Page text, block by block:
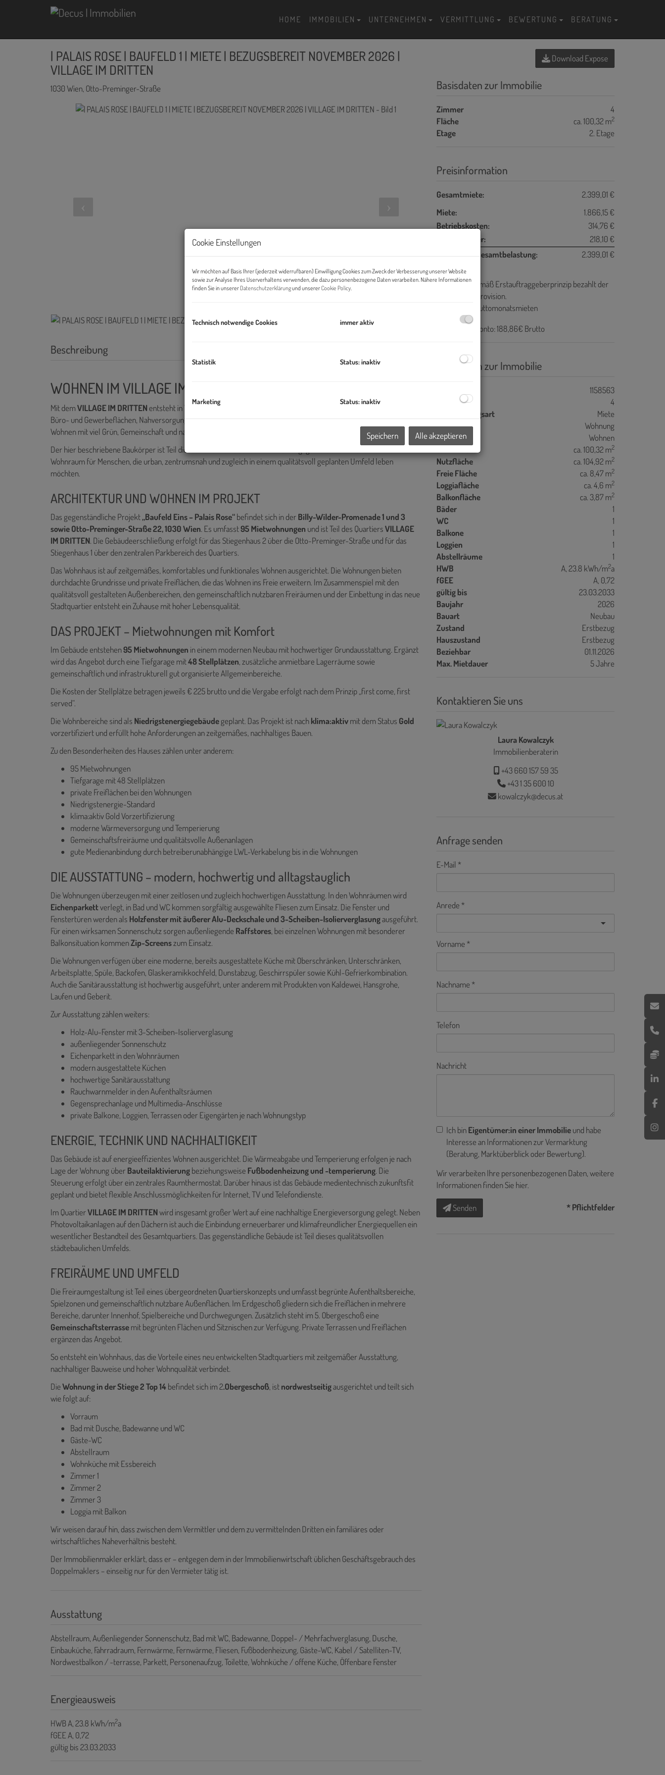
HOME IMMOBILIEN UNTERNEHMEN VERMITTLUNG BEWERTUNG BERATUNG
| PALAIS ROSE | BAUFELD 1 | MIETE | BEZUGSBEREIT NOVEMBER 2026 |
VILLAGE IM DRITTEN
1030 Wien, Otto-Preminger-Straße
Beschreibung
WOHNEN IM VILLAGE IM DRITTEN
Mit demVILLAGE IM DRITTEN entsteht in Wien ein neues, lebendiges Stadtquartier mit rund 2.000 Wohnungen, dazu
Büro- und Gewerbeflächen, Nahversorgung sowie Kinderbetreuungs- und Bildungseinrichtungen, welches modernes
Wohnen mit viel Grün, Gemeinschaft und nachhaltiger Energieversorgung verbindet.
Der hier beschriebene Baukörper ist Teil dieses zukunftsweisenden Entwicklungsgebiets und bietet attraktiven
Wohnraum für Menschen, die urban, zentrumsnah und zugleich in einem qualitätsvoll geplanten Umfeld leben
möchten.
ARCHITEKTUR UND WOHNEN IM PROJEKT
Das gegenständliche Projekt„Baufeld Eins – Palais Rose“befindet sich in derBilly-Wilder-Promenade 1 und 3
sowie Otto-Preminger-Straße 22, 1030 Wien. Es umfasst95 Mietwohnungen und ist Teil des QuartiersVILLAGE
IM DRITTEN. Die Gebäudeerschließung erfolgt für das Stiegenhaus 2 über die Otto-Preminger-Straße und für das
Stiegenhaus 1 über den zentralen Parkbereich des Quartiers.
Das Wohnhaus ist auf zeitgemäßes, komfortables und funktionales Wohnen ausgerichtet. Die Wohnungen bieten
durchdachte Grundrisse und private Freiflächen, die das Wohnen ins Freie erweitern. Im Zusammenspiel mit den
qualitätsvoll gestalteten Außenbereichen, den gemeinschaftlich nutzbaren Freiräumen und der Einbettung in das neue
Stadtquartier entsteht ein Zuhause mit hoher Lebensqualität.
DAS PROJEKT – Mietwohnungen mit Komfort
Im Gebäude entstehen95 Mietwohnungen in einem modernen Neubau mit hochwertiger Grundausstattung. Ergänzt
wird das Angebot durch eine Tiefgarage mit48 Stellplätzen, zusätzliche anmietbare Lagerräume sowie
gemeinschaftlich und infrastrukturell gut organisierte Allgemeinbereiche.
Die Kosten der Stellplätze betragen jeweils € 225 brutto und die Vergabe erfolgt nach dem Prinzip „first come, first
served“.
Die Wohnbereiche sind als Niedrigstenergiegebäudegeplant. Das Projekt ist nachklima:aktivmit dem Status Gold
vorzertifiziert und erfüllt hohe Anforderungen an zeitgemäßes, nachhaltiges Bauen.
Zu den Besonderheiten des Hauses zählen unter anderem:
95 Mietwohnungen
Tiefgarage mit 48 Stellplätzen
private Freiflächen bei den Wohnungen
Niedrigstenergie-Standard
klima:aktiv Gold Vorzertifizierung
moderne Wärmeversorgung und Temperierung
Gemeinschaftsfreiräume und qualitätsvolle Außenanlagen
gute Medienanbindung durch betreiberunabhängige LWL-Verkabelung bis in die Wohnungen
DIE AUSSTATTUNG – modern, hochwertig und alltagstauglich
Die Wohnungen überzeugen mit einer zeitlosen und zugleich hochwertigen Ausstattung. In den Wohnräumen wird
Eichenparkettverlegt, in Bad und WC kommen sorgfältig ausgewählte Fliesen zum Einsatz. Die Fenster und
Fenstertüren werden als Holzfenster mit äußerer Alu-Deckschale und 3-Scheiben-Isolierverglasungausgeführt.
Für einen wirksamen Sonnenschutz sorgen außenliegende Raffstores, bei einzelnen Wohnungen mit besonderer
Balkonsituation kommenZip-Screenszum Einsatz.
Die Wohnungen verfügen über eine moderne, bereits ausgestattete Küche mit Oberschränken, Unterschränken,
Arbeitsplatte, Spüle, Backofen, Glaskeramikkochfeld, Dunstabzug, Geschirrspüler sowie Kühl-Gefrierkombination.
Auch die Sanitärausstattung ist hochwertig ausgeführt, unter anderem mit Produkten von Kaldewei, Hansgrohe,
Laufen und Geberit.
Zur Ausstattung zählen weiters:
Holz-Alu-Fenster mit 3-Scheiben-Isolierverglasung
außenliegender Sonnenschutz
Eichenparkett in den Wohnräumen
modern ausgestattete Küchen
hochwertige Sanitärausstattung
Rauchwarnmelder in den Aufenthaltsräumen
Gegensprechanlage und Multimedia-Anschlüsse
private Balkone, Loggien, Terrassen oder Eigengärten je nach Wohnungstyp
ENERGIE, TECHNIK UND NACHHALTIGKEIT
Das Gebäude ist auf energieeffizientes Wohnen ausgerichtet. Die Wärmeabgabe und Temperierung erfolgen je nach
Lage der Wohnung überBauteilaktivierungbeziehungsweise Fußbodenheizung und -temperierung. Die
Steuerung erfolgt über ein zentrales Raumthermostat. Darüber hinaus ist das Gebäude medientechnisch zukunftsfit
geplant und bietet flexible Anschlussmöglichkeiten für Internet, TV und Telefondienste.
Im QuartierVILLAGE IM DRITTENwird insgesamt großer Wert auf eine nachhaltige Energieversorgung gelegt. Neben
Photovoltaikanlagen auf den Dächern ist auch die Einbindung erneuerbarer und klimafreundlicher Energiequellen ein
wesentlicher Bestandteil des Gesamtquartiers. Das gegenständliche Gebäude ist Teil dieses qualitätsvollen
städtebaulichen Umfelds.
FREIRÄUME UND UMFELD
Die Freiraumgestaltung ist Teil eines übergeordneten Quartierskonzepts und umfasst begrünte Aufenthaltsbereiche,
Spielzonen und gemeinschaftlich nutzbare Außenflächen. Im Erdgeschoß gliedern sich die Freiflächen in mehrere
Bereiche, darunter Innenhof, Spielbereiche und Durchwegungen. Zusätzlich steht im 5. Obergeschoß eine
Gemeinschaftsterrassemit begrünten Flächen und Sitznischen zur Verfügung. Private Terrassen und Freiflächen
ergänzen das Angebot.
So entsteht ein Wohnhaus, das die Vorteile eines neu entwickelten Stadtquartiers mit zeitgemäßer Ausstattung,
nachhaltiger Bauweise und hoher Wohnqualität verbindet.
DieWohnung in der Stiege 2 Top 14befindet sich im 2.Obergeschoß, istnordwestseitigausgerichtet und teilt sich
wie folgt auf:
Vorraum
Bad mit Dusche, Badewanne und WC
Gäste-WC
Abstellraum
Wohnküche mit Essbereich
Zimmer 1
Zimmer 2
Zimmer 3
Loggia mit Balkon
Wir weisen darauf hin, dass zwischen dem Vermittler und dem zu vermittelnden Dritten ein familiäres oder
wirtschaftliches Naheverhältnis besteht.
Der Immobilienmakler erklärt, dass er – entgegen dem in der Immobilienwirtschaft üblichen Geschäftsgebrauch des
Doppelmaklers – einseitig nur für den Vermieter tätig ist.
Ausstattung
Abstellraum Außenliegender Sonnenschutz Bad mit WC Badewanne Doppel- / Mehrfachverglasung Dusche
Einbauküche Fahrradraum Fernwärme Fernwärme Fliesen Fußbodenheizung Gäste-WC Kabel / Satelliten-TV
Nordwestbalkon / -terrasse Parkett Personenaufzug Toilette Wohnküche / offene Küche Öffenbare Fenster
Energieausweis
HWBA, 23.8 kWh/m2a
fGEEA, 0,72
gültig bis23.03.2033
Download Expose
Basisdaten zur Immobilie
Zimmer
4
Fläche
ca. 100,32 m2
Etage 2. Etage
Preisinformation
Gesamtmiete:
2.399,01 €
Miete:
1.866,15 €
Betriebskosten:
314,76 €
Umsatzsteuer:
218,10 €
monatliche Gesamtbelastung:
2.399,01 €
Provision:Gemäß Erstauftraggeberprinzip bezahlt der
Abgeber die Provision.
3 Bruttomonatsmieten
Heizkostenakonto: 188,86€ Brutto
Basisdaten zur Immobilie
1158563
Zimmer
4
Vermarktungsart
Miete
Objektart
Wohnung
Nutzungsart
Wohnen
ca. 100,32 m2
Nutzfläche ca. 104,92 m2
Freie Fläche ca. 8,47 m2
Loggiafläche ca. 4,6 m2
Balkonfläche ca. 3,87 m2
Bäder
1
WC
1
Balkone
1
Loggien
1
Abstellräume
1
HWB
A, 23.8 kWh/m2a
fGEE
A, 0,72
gültig bis
23.03.2033
Baujahr
2026
Bauart
Neubau
Zustand
Erstbezug
Hauszustand
Erstbezug
Beziehbar
01.11.2026
Max. Mietdauer
5 Jahre
Kontaktieren Sie uns
Laura Kowalczyk
Immobilienberaterin
+43 660 157 59 35
+43 1 35 600 10
kowalczyk@decus.at
Anfrage senden
E-Mail
Anrede
Vorname
Nachname
Telefon
Nachricht
Ich binEigentümer:in einer Immobilieund habe
Interesse an Informationen zur Vermarktung
(Beratung, Marktüberblick oder Bewertung).
Wir verarbeiten Ihre personenbezogenen Daten, weitere
Informationen finden Sie hier.
Senden * Pflichtfelder
Cookie Einstellungen
Wir möchten auf Basis Ihrer (jederzeit widerrufbaren) Einwilligung Cookies zum Zweck der Verbesserung unserer Website
sowie zur Analyse Ihres Userverhaltens verwenden, die dazu personenbezogene Daten verarbeiten. Nähere Informationen
finden Sie in unserer Datenschutzerklärungund unsererCookie Policy
Technisch notwendige Cookies immer aktiv
Statistik Status: inaktiv
Marketing Status: inaktiv
Speichern Alle akzeptieren